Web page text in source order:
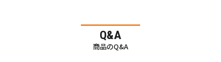
Q&A
商品のQ&A